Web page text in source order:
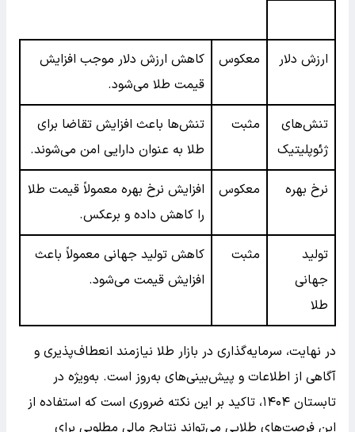
ارزش دلار معکوس
کاهش ارزش دلار موجب افزایش
قیمت طلا می‌شود.
تنش‌های
ژئوپلیتیک
مثبت
تنش‌ها باعث افزایش تقاضا برای
طلا به عنوان دارایی امن می‌شوند.
نرخ بهره معکوس
افزایش نرخ بهره معمولاً قیمت طلا
را کاهش داده و برعکس.
تولید
جهانی
طلا
مثبت
کاهش تولید جهانی معمولاً باعث
افزایش قیمت می‌شود.
در نهایت، سرمایه‌گذاری در بازار طلا نیازمند انعطاف‌پذیری و
آگاهی از اطلاعات و پیش‌بینی‌های به‌روز است. به‌ویژه در
تابستان ۱۴۰۴، تاکید بر این نکته ضروری‌ است که استفاده از